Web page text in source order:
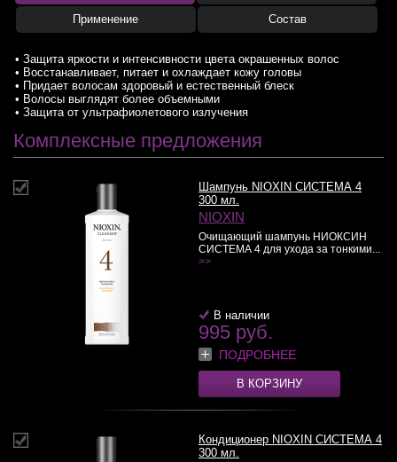
Применение Состав
• Защита яркости и интенсивности цвета окрашенных волос
• Восстанавливает, питает и охлаждает кожу головы
• Придает волосам здоровый и естественный блеск
• Волосы выглядят более объемными
• Защита от ультрафиолетового излучения
Комплексные предложения
Шампунь NIOXIN СИСТЕМА 4
300 мл.
NIOXIN
Очищающий шампунь НИОКСИН
СИСТЕМА 4 для ухода за тонкими...
>>
В наличии
995 руб.
ПОДРОБНЕЕ
В КОРЗИНУ
Кондиционер NIOXIN СИСТЕМА 4
300 мл.